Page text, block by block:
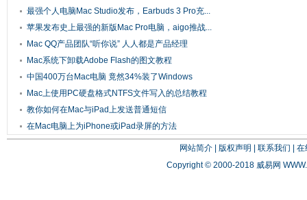
最强个人电脑Mac Studio发布，Earbuds 3 Pro充...
苹果发布史上最强的新版Mac Pro电脑，aigo推战...
Mac QQ产品团队“听你说” 人人都是产品经理
Mac系统下卸载Adobe Flash的图文教程
中国400万台Mac电脑 竟然34%装了Windows
Mac上使用PC硬盘格式NTFS文件写入的总结教程
教你如何在Mac与iPad上发送普通短信
在Mac电脑上为iPhone或iPad录屏的方法
网站简介| 版权声明 联系我们
在
Copyright © 2000-2018 威易网 WWW.